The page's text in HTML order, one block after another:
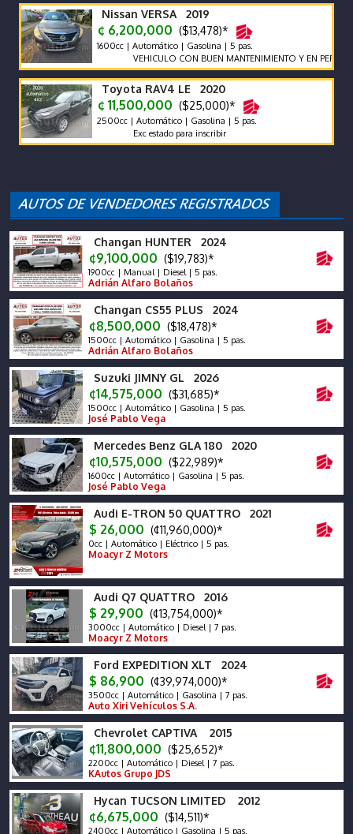
Nissan VERSA 2019
¢ 6,200,000 ($13,478)*
1600cc | Automático | Gasolina | 5 pas.
VEHICULO CON BUEN MANTENIMIENTO Y EN PERFECTO
Toyota RAV4 LE 2020
¢ 11,500,000 ($25,000)*
2500cc | Automático | Gasolina | 5 pas.
Exc estado para inscribir
Changan HUNTER 2024
¢9,100,000 ($19,783)*
1900cc | Manual | Diesel | 5 pas.
Adrián Alfaro Bolaños
Changan CS55 PLUS 2024
¢8,500,000 ($18,478)*
1500cc | Automático | Gasolina | 5 pas.
Adrián Alfaro Bolaños
Suzuki JIMNY GL 2026
¢14,575,000 ($31,685)*
1500cc | Automático | Gasolina | 5 pas.
José Pablo Vega
Mercedes Benz GLA 180 2020
¢10,575,000 ($22,989)*
1600cc | Automático | Gasolina | 5 pas.
José Pablo Vega
Audi E-TRON 50 QUATTRO 2021
$ 26,000 (¢11,960,000)*
0cc | Automático | Eléctrico | 5 pas.
Moacyr Z Motors
Audi Q7 QUATTRO 2016
$ 29,900 (¢13,754,000)*
3000cc | Automático | Diesel | 7 pas.
Moacyr Z Motors
Ford EXPEDITION XLT 2024
$ 86,900 (¢39,974,000)*
3500cc | Automático | Gasolina | 7 pas.
Auto Xiri Vehículos S.A.
Chevrolet CAPTIVA 2015
¢11,800,000 ($25,652)*
2200cc | Automático | Diesel | 7 pas.
KAutos Grupo JDS
Hycan TUCSON LIMITED 2012
¢6,675,000 ($14,511)*
2400cc | Automático | Gasolina | 5 pas.